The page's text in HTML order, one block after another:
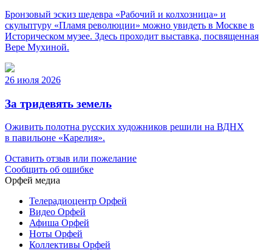
Бронзовый эскиз шедевра «Рабочий и колхозница» и
скульптуру «Пламя революции» можно увидеть в Москве в
Историческом музее. Здесь проходит выставка, посвященная
Вере Мухиной.
26 июля 2026
За тридевять земель
Оживить полотна русских художников решили на ВДНХ
в павильоне «Карелия».
Оставить отзыв или пожелание
Сообщить об ошибке
Орфей медиа
Телерадиоцентр Орфей
Видео Орфей
Афиша Орфей
Ноты Орфей
Коллективы Орфей